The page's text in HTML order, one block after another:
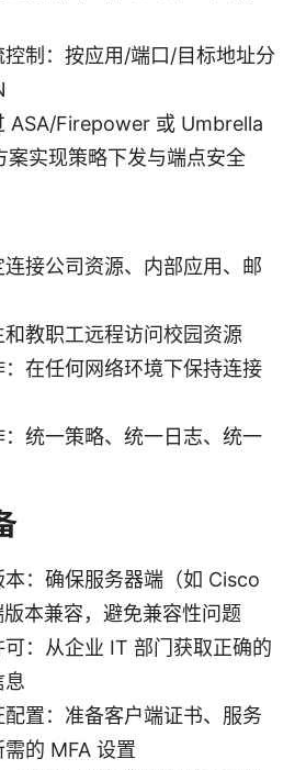
制：按应用/端口/目标地址分
ASA/Firepower 或 Umbrella
案实现策略下发与端点安全
接公司资源、内部应用、邮
教职工远程访问校园资源
在任何网络环境下保持连接
统一策略、统一日志、统一
：确保服务器端（如 Cisco
本兼容，避免兼容性问题
：从企业 IT 部门获取正确的
息
置：准备客户端证书、服务
的 MFA 设置